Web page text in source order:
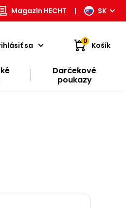
Magazín HECHT | SK
sa 0 Košík
Darčekové
poukazy